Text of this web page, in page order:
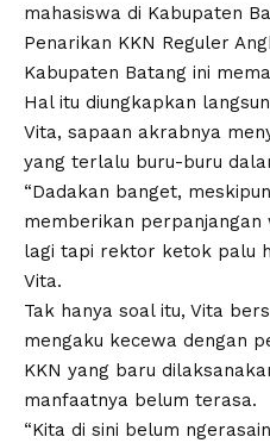
mahasiswa di Kabupaten
Penarikan KKN Reguler
Kabupaten Batang ini
Hal itu diungkapkan
Vita, sapaan akrabnya
yang terlalu buru-buru
“Dadakan banget,
memberikan perpanjangan
lagi tapi rektor ketok palu
Vita.
Tak hanya soal itu, Vita
mengaku kecewa dengan
KKN yang baru
manfaatnya belum terasa.
“Kita di sini belum